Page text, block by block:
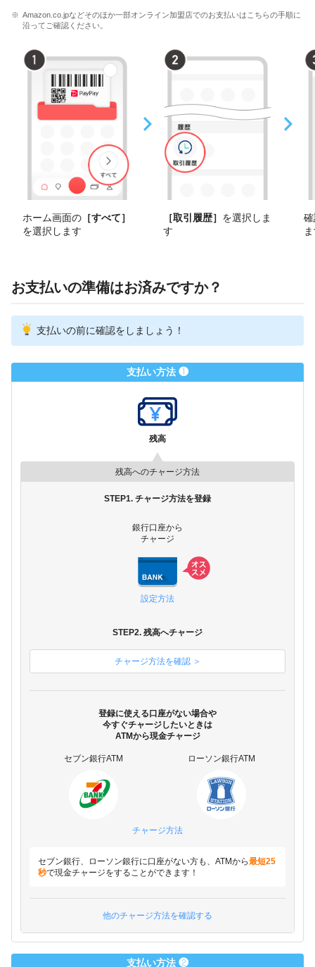
Amazon.co.jpなどそのほか一部オンライン加盟店でのお支払いはこちらの手順に
沿ってご確認ください。
ホーム画面の ［すべて］
を選択します
［取引履歴］ を選択しま
す
お支払いの準備はお済みですか？
支払いの前に確認をしましょう！
支払い方法 ❶
残高
残高へのチャージ方法
STEP1. チャージ方法を登録
銀行口座から
チャージ
設定方法
STEP2. 残高へチャージ
チャージ方法を確認 ＞
登録に使える口座がない場合や
今すぐチャージしたいときは
ATMから現金チャージ
セブン銀行ATM ローソン銀行ATM
チャージ方法
セブン銀行、ローソン銀行に口座がない方も、ATMから最短25
秒で現金チャージをすることができます！
他のチャージ方法を確認する
支払い方法 ❷